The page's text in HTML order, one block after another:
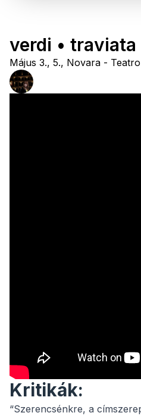
verdi • traviata
Május 3., 5., Novara -
Kritikák:
“Szerencsénkre, a